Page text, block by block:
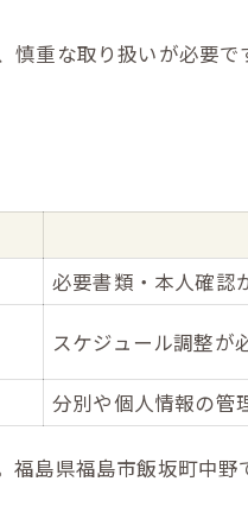
重な取り扱いが必要
必要書類・本人確認
スケジュール調整が
分別や個人情報の管
島県福島市飯坂町中野